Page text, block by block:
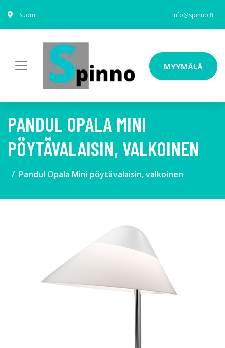
Suomi info@spinno.fi
MYYMÄLÄ
PANDUL OPALA MINI
PÖYTÄVALAISIN, VALKOINEN
Pandul Opala Mini pöytävalaisin, valkoinen